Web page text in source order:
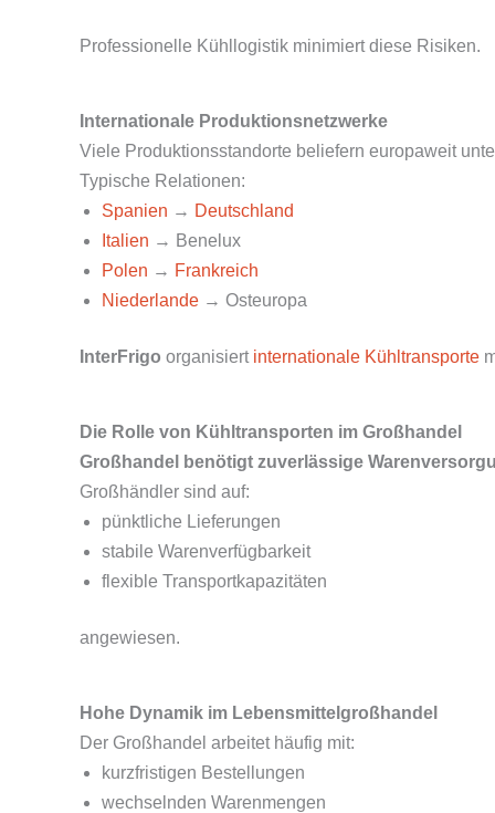
Professionelle Kühllogistik minimiert diese Risiken.
Internationale Produktionsnetzwerke
Viele Produktionsstandorte beliefern europaweit
Typische Relationen:
Spanien → Deutschland
Italien → Benelux
Polen → Frankreich
Niederlande → Osteuropa
InterFrigo organisiert internationale Kühltransporte
Die Rolle von Kühltransporten im Großhandel
Großhandel benötigt zuverlässige
Großhändler sind auf:
pünktliche Lieferungen
stabile Warenverfügbarkeit
flexible Transportkapazitäten
angewiesen.
Hohe Dynamik im Lebensmittelgroßhandel
Der Großhandel arbeitet häufig mit:
kurzfristigen Bestellungen
wechselnden Warenmengen